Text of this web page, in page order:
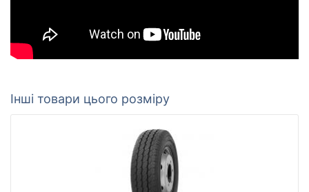
Інші товари цього розміру